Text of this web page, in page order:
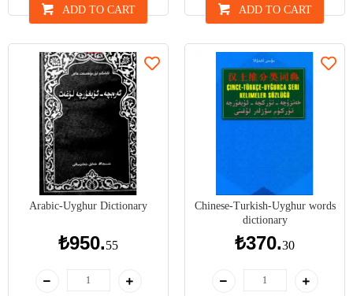
ADD TO CART
ADD TO CART
Chinese-Turkish-Uyghur words
dictionary
₺370.30
Arabic-Uyghur Dictionary
₺950.55